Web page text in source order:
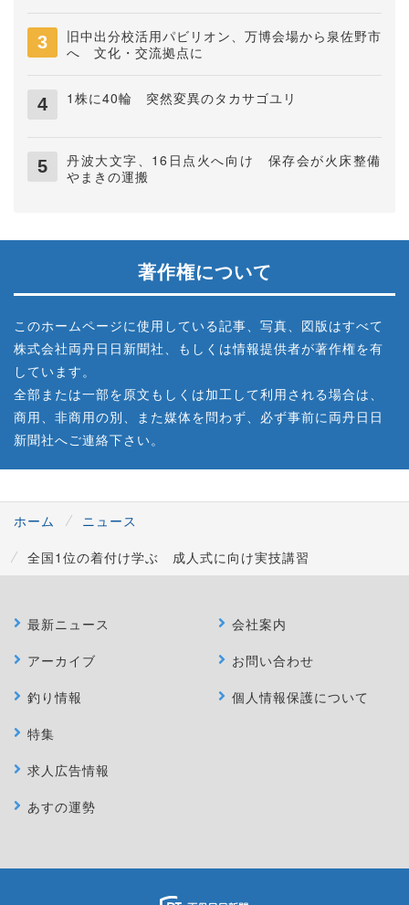
旧中出分校活用パビリオン、万博会場から泉佐野市
へ 文化・交流拠点に
1株に40輪 突然変異のタカサゴユリ
丹波大文字、16日点火へ向け 保存会が火床整備
やまきの運搬
著作権について
このホームページに使用している記事、写真、図版はすべて
株式会社両丹日日新聞社、もしくは情報提供者が著作権を有
しています。
全部または一部を原文もしくは加工して利用される場合は、
商用、非商用の別、また媒体を問わず、必ず事前に両丹日日
新聞社へご連絡下さい。
ホーム
ニュース
全国1位の着付け学ぶ 成人式に向け実技講習
最新ニュース
アーカイブ
釣り情報
特集
求人広告情報
あすの運勢
会社案内
お問い合わせ
個人情報保護について